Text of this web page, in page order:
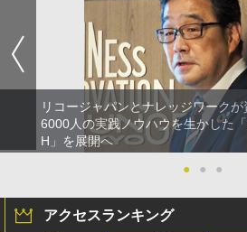
リコージャパンとナレッジワーク
6000人の実践ノウハウを生かした
H」を展開へ
●
● ●
アクセスランキング